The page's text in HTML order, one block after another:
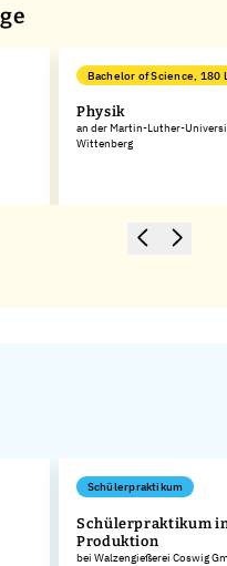
Bachelor of Science, 180
Physik
an der Martin-Luther-
Wittenberg
Schülerpraktikum
Schülerpraktikum
Produktion
bei Walzengießerei Coswig